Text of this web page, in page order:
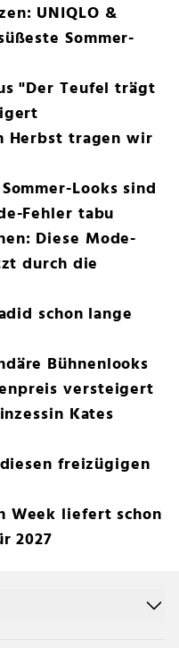
UNIQLO &
Sommer-
"Der Teufel trägt
Herbst tragen wir
Looks sind
Fehler tabu
Diese Mode-
durch die
schon lange
Bühnenlooks
versteigert
Kates
freizügigen
Week liefert schon
2027